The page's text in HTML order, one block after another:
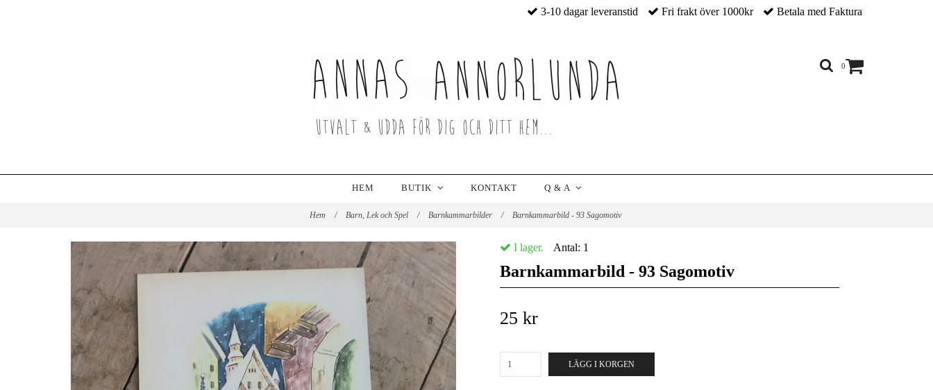
3-10 dagar leveranstid Fri frakt över 1000kr Betala med Faktura
0
HEM BUTIK KONTAKT Q & A
Hem / Barn, Lek och Spel / Barnkammarbilder / Barnkammarbild - 93 Sagomotiv
I lager. Antal: 1
Barnkammarbild - 93 Sagomotiv
25 kr
LÄGG I KORGEN